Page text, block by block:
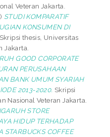
Veteran Jakarta.
STUDI KOMPARATIF
KONSUMEN DI
Skripsi thesis, Universitas
Jakarta.
GOOD CORPORATE
PERUSAHAAN
BANK UMUM SYARIAH
2013-2020. Skripsi
Nasional Veteran Jakarta.
STORE
HIDUP TERHADAP
STARBUCKS COFFEE